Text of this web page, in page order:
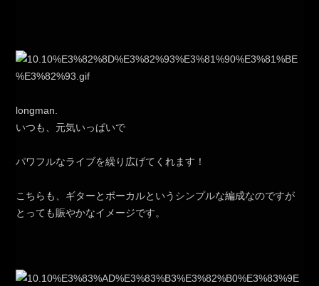
longman.
いつも、元気いっぱいで
パワフルなライブを繰り広げてくれます！
こちらも、ギターとボーカルというシンプルな編成なのですが
とっても賑やかなイメージです。